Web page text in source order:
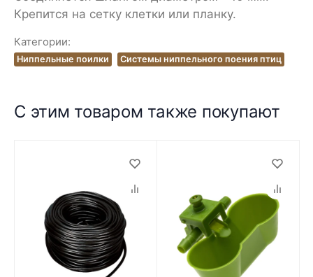
Крепится на сетку клетки или планку.
Категории:
Ниппельные поилки Системы ниппельного поения птиц
С этим товаром также покупают